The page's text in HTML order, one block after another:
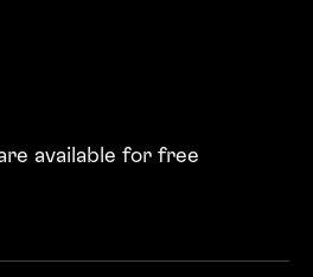
available for free